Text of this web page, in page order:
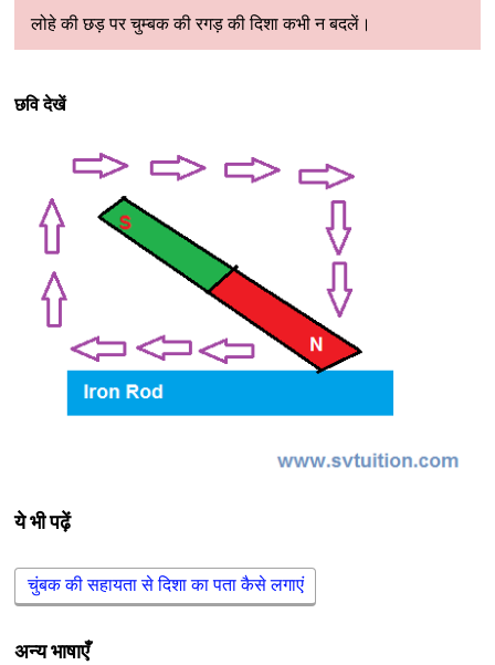
लोहे की छड़ पर चुम्बक की रगड़ की दिशा कभी न बदलें।
छवि देखें
ये भी पढ़ें
चुंबक की सहायता से दिशा का पता कैसे लगाएं
अन्य भाषाएँ